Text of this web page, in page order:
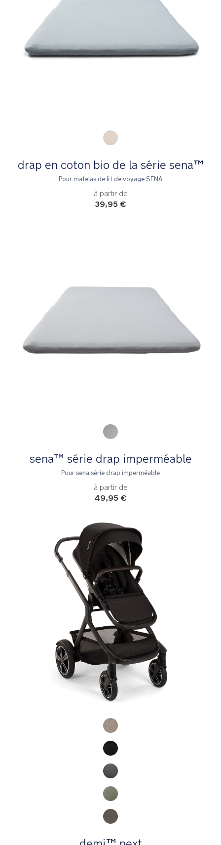
drap en coton bio de la série sena™
Pour matelas de lit de voyage SENA
à partir de
39,95 €
sena™ série drap imperméable
Pour sena série drap imperméable
à partir de
49,95 €